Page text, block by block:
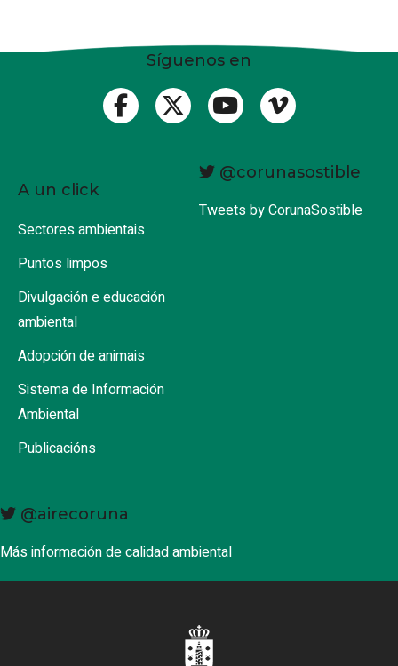
Síguenos en
A un click
Sectores ambientais
Puntos limpos
Divulgación e educación
ambiental
Adopción de animais
Sistema de Información
Ambiental
Publicacións
@corunasostible
Tweets by CorunaSostible
@airecoruna
Más información de calidad ambiental